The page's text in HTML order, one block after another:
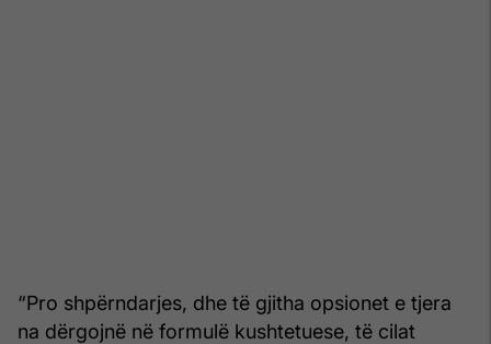
“Pro shpërndarjes, dhe të gjitha opsionet e tjera
na dërgojnë në formulë kushtetuese, të cilat